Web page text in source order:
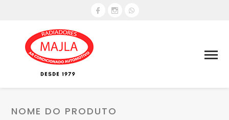
NOME DO PRODUTO